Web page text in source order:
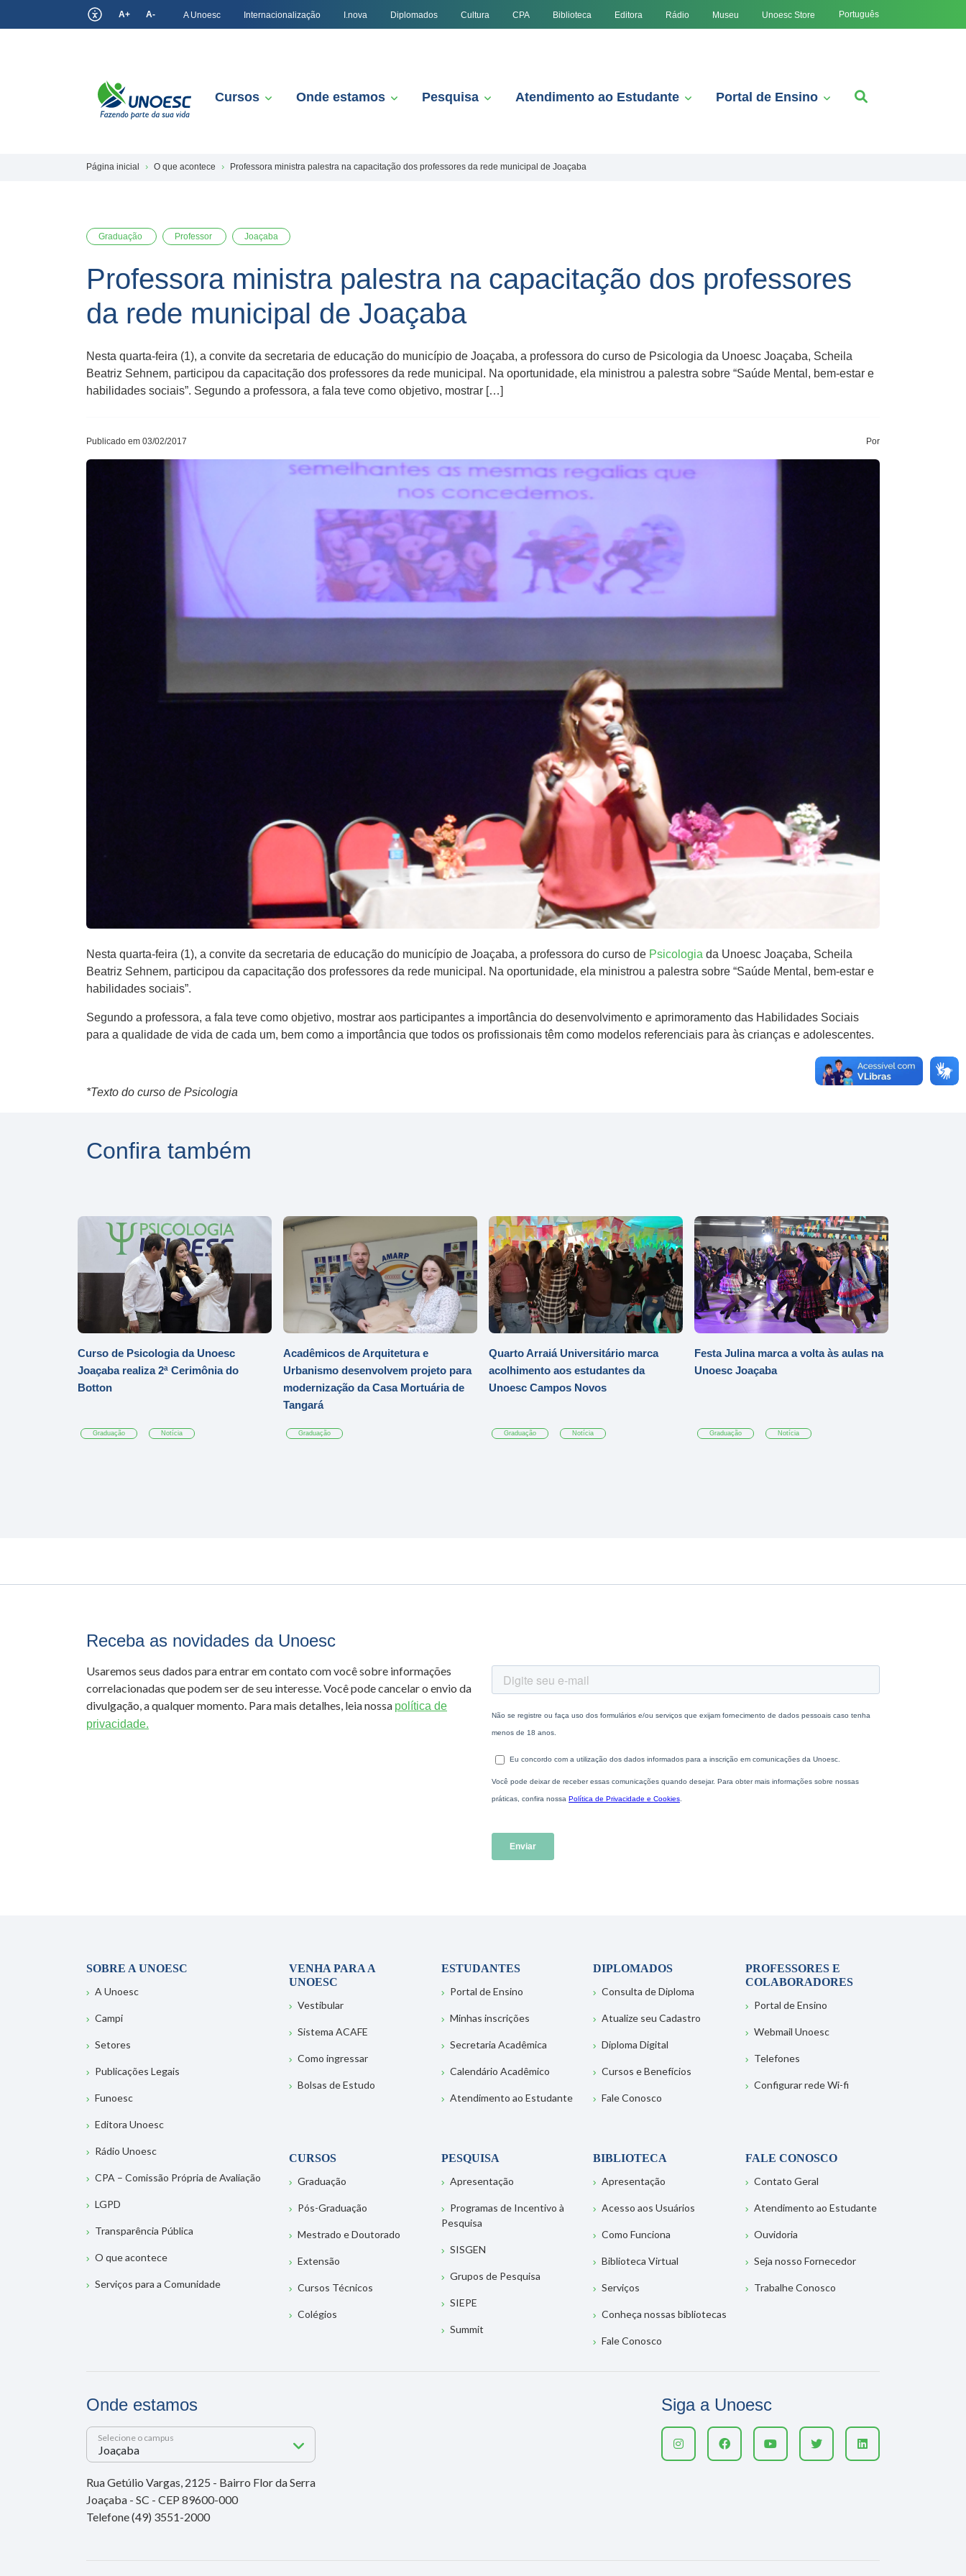
A+ A- A Unoesc Internacionalização I.nova Diplomados Cultura CPA Biblioteca Editora Rádio Museu Unoesc Store Português
Cursos Onde estamos Pesquisa Atendimento ao Estudante Portal de Ensino
Página inicial O que acontece Professora ministra palestra na capacitação dos professores da rede municipal de Joaçaba
Graduação Professor Joaçaba
Professora ministra palestra na capacitação dos professores
da rede municipal de Joaçaba
Nesta quarta-feira (1), a convite da secretaria de educação do município de Joaçaba, a professora do curso de Psicologia da Unoesc Joaçaba, Scheila
Beatriz Sehnem, participou da capacitação dos professores da rede municipal. Na oportunidade, ela ministrou a palestra sobre “Saúde Mental, bem-estar e
habilidades sociais”. Segundo a professora, a fala teve como objetivo, mostrar […]
Publicado em 03/02/2017 Por
Nesta quarta-feira (1), a convite da secretaria de educação do município de Joaçaba, a professora do curso de Psicologia da Unoesc Joaçaba, Scheila
Beatriz Sehnem, participou da capacitação dos professores da rede municipal. Na oportunidade, ela ministrou a palestra sobre “Saúde Mental, bem-estar e
habilidades sociais”.
Segundo a professora, a fala teve como objetivo, mostrar aos participantes a importância do desenvolvimento e aprimoramento das Habilidades Sociais
para a qualidade de vida de cada um, bem como a importância que todos os profissionais têm como modelos referenciais para às crianças e adolescentes.
*Texto do curso de Psicologia
Confira também
Curso de Psicologia da Unoesc
Joaçaba realiza 2ª Cerimônia do
Botton
Graduação Notícia
Acadêmicos de Arquitetura e
Urbanismo desenvolvem projeto para
modernização da Casa Mortuária de
Tangará
Graduação
Quarto Arraiá Universitário marca
acolhimento aos estudantes da
Unoesc Campos Novos
Graduação Notícia
Festa Julina marca a volta às aulas na
Unoesc Joaçaba
Graduação Notícia
Receba as novidades da Unoesc
Usaremos seus dados para entrar em contato com você sobre informações
correlacionadas que podem ser de seu interesse. Você pode cancelar o envio da
divulgação, a qualquer momento. Para mais detalhes, leia nossa política de
privacidade.
SOBRE A UNOESC
A Unoesc
Campi
Setores
Publicações Legais
Funoesc
Editora Unoesc
Rádio Unoesc
CPA – Comissão Própria de Avaliação
LGPD
Transparência Pública
O que acontece
Serviços para a Comunidade
VENHA PARA A
UNOESC
Vestibular
Sistema ACAFE
Como ingressar
Bolsas de Estudo
ESTUDANTES
Portal de Ensino
Minhas inscrições
Secretaria Acadêmica
Calendário Acadêmico
Atendimento ao Estudante
DIPLOMADOS
Consulta de Diploma
Atualize seu Cadastro
Diploma Digital
Cursos e Benefícios
Fale Conosco
PROFESSORES E
COLABORADORES
Portal de Ensino
Webmail Unoesc
Telefones
Configurar rede Wi-fi
CURSOS
Graduação
Pós-Graduação
Mestrado e Doutorado
Extensão
Cursos Técnicos
Colégios
PESQUISA
Apresentação
Programas de Incentivo à
Pesquisa
SISGEN
Grupos de Pesquisa
SIEPE
Summit
BIBLIOTECA
Apresentação
Acesso aos Usuários
Como Funciona
Biblioteca Virtual
Serviços
Conheça nossas bibliotecas
Fale Conosco
FALE CONOSCO
Contato Geral
Atendimento ao Estudante
Ouvidoria
Seja nosso Fornecedor
Trabalhe Conosco
Onde estamos
Selecione o campus
Rua Getúlio Vargas, 2125 - Bairro Flor da Serra
Joaçaba - SC - CEP 89600-000
Telefone (49) 3551-2000
Siga a Unoesc